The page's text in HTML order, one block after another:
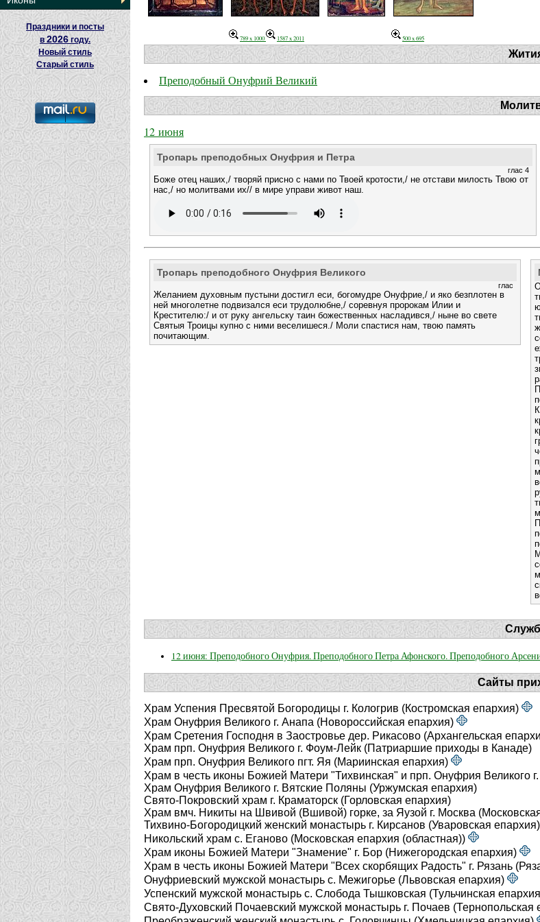
Праздники и посты
в2026 году.
Новый стиль
Старый стиль
789 x 1000 1587 x 2011 500 x 695
Преподобный Онуфрий Великий
12 июня
Тропарь преподобных Онуфрия и Петра
глас 4
Боже отец наших,/ творяй присно с нами по Твоей кротости,/ не отстави милость Твою от
нас,/ но молитвами их// в мире управи живот наш.
Тропарь преподобного Онуфрия Великого
глас
Желанием духовным пустыни достигл еси, богомудре Онуфрие,/ и яко безплотен в
ней многолетне подвизался еси трудолюбне,/ соревнуя пророкам Илии и
Крестителю:/ и от руку ангельску таин божественных насладився,/ ныне во свете
Святыя Троицы купно с ними веселишеся./ Моли спастися нам, твою память
почитающим.
12 июня: Преподобного Онуфрия. Преподобного Петра Афонского. Преподобного
Сайты
Храм Успения Пресвятой Богородицы г. Кологрив (Костромская епархия)
Храм Онуфрия Великого г. Анапа (Новороссийская епархия)
Храм Сретения Господня в Заостровье дер. Рикасово (Архангельская
Храм прп. Онуфрия Великого г. Фоум-Лейк (Патриаршие приходы в Канаде)
Храм прп. Онуфрия Великого пгт. Яя (Мариинская епархия)
Храм в честь иконы Божией Матери "Тихвинская" и прп. Онуфрия Великого
Храм Онуфрия Великого г. Вятские Поляны (Уржумская епархия)
Свято-Покровский храм г. Краматорск (Горловская епархия)
Храм вмч. Никиты на Швивой (Вшивой) горке, за Яузой г. Москва
Тихвино-Богородицкий женский монастырь г. Кирсанов (Уваровская епархия)
Никольский храм с. Еганово (Московская епархия (областная))
Храм иконы Божией Матери "Знамение" г. Бор (Нижегородская епархия)
Храм в честь иконы Божией Матери "Всех скорбящих Радость" г. Рязань
Онуфриевский мужской монастырь с. Межигорье (Львовская епархия)
Успенский мужской монастырь с. Слобода Тышковская (Тульчинская
Свято-Духовский Почаевский мужской монастырь г. Почаев (Тернопольская